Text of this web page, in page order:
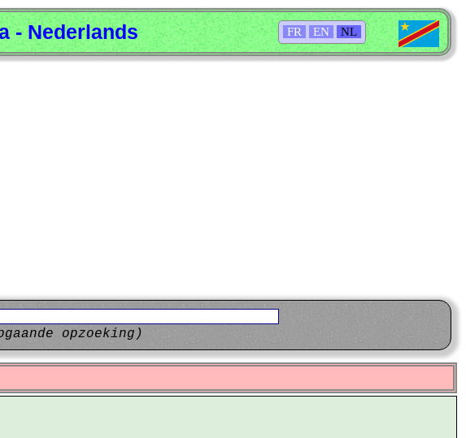
FR EN NL
- Nederlands
opzoeking)